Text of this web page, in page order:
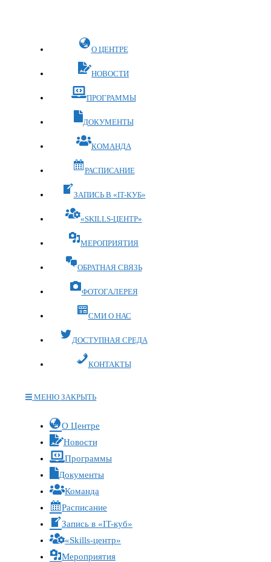
О ЦЕНТРЕ
НОВОСТИ
ПРОГРАММЫ
ДОКУМЕНТЫ
КОМАНДА
РАСПИСАНИЕ
ЗАПИСЬ В «IT-КУБ»
«SKILLS-ЦЕНТР»
МЕРОПРИЯТИЯ
ОБРАТНАЯ СВЯЗЬ
ФОТОГАЛЕРЕЯ
СМИ О НАС
ДОСТУПНАЯ СРЕДА
КОНТАКТЫ
МЕНЮ ЗАКРЫТЬ
Переключите
кнопку,
чтобы
развернуть
свернуть
меню
О Центре
Новости
Программы
Документы
Команда
Расписание
Запись в «IT-куб»
«Skills-центр»
Мероприятия